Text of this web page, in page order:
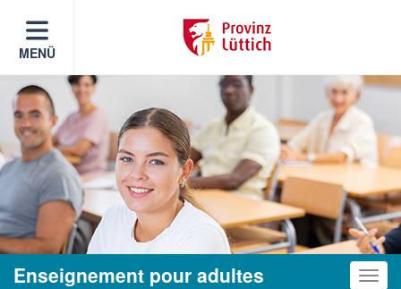
MENÜ
Enseignement pour adultes